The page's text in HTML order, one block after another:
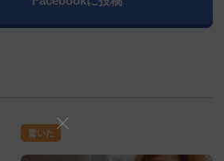
驚いた